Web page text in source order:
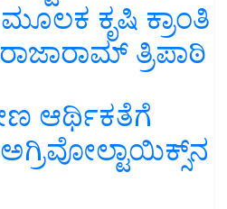
ಕೃಷಿ ಕ್ರಾಂತಿ
ತ್ರಿಪಾಠಿ
ಆರ್ಥಿಕತೆಗೆ
ಅಗ್ರಿವೋಲ್ಟಾಯಿಕ್ಸ್‌ನ